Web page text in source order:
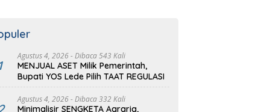
Agustus 4, 2026- Dibaca 543 Kali
MENJUAL ASET Milik Pemerintah,
Bupati YOS Lede Pilih TAAT REGULASI
Agustus 4, 2026- Dibaca 332 Kali
Minimalisir SENGKETA Agraria,